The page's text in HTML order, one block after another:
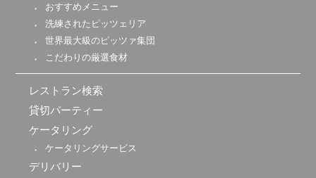
おすすめメニュー
洗練されたピッツェリア
世界最大級のピッツァ集団
こだわりの厳選食材
レストラン検索
貸切パーティー
ケータリング
ケータリングサービス
デリバリー